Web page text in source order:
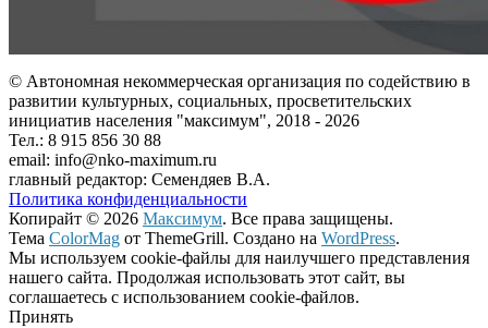
© Автономная некоммерческая организация по содействию в
развитии культурных, социальных, просветительских
инициатив населения "максимум", 2018 - 2026
Тел.: 8 915 856 30 88
email: info@nko-maximum.ru
главный редактор: Семендяев В.А.
Политика конфиденциальности
Копирайт © 2026 Максимум. Все права защищены.
Тема ColorMag от ThemeGrill. Создано на WordPress.
Мы используем cookie-файлы для наилучшего представления
нашего сайта. Продолжая использовать этот сайт, вы
соглашаетесь с использованием cookie-файлов.
Принять